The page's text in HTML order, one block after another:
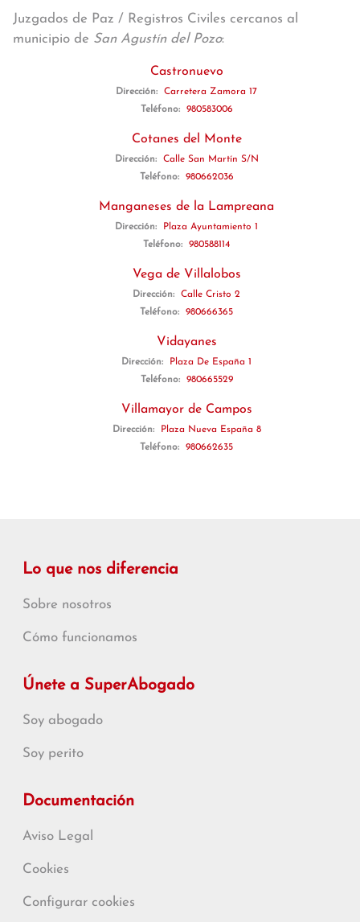
Juzgados de Paz / Registros Civiles cercanos al
municipio de San Agustín del Pozo:
Castronuevo
Dirección:
Carretera Zamora 17
Teléfono:
980583006
Cotanes del Monte
Dirección:
Calle San Martín S/N
Teléfono:
980662036
Manganeses de la Lampreana
Dirección:
Plaza Ayuntamiento 1
Teléfono:
980588114
Vega de Villalobos
Dirección:
Calle Cristo 2
Teléfono:
980666365
Vidayanes
Dirección:
Plaza De España 1
Teléfono:
980665529
Villamayor de Campos
Dirección:
Plaza Nueva España 8
Teléfono:
980662635
Lo que nos diferencia
Sobre nosotros
Cómo funcionamos
Únete a SuperAbogado
Soy abogado
Soy perito
Documentación
Aviso Legal
Cookies
Configurar cookies